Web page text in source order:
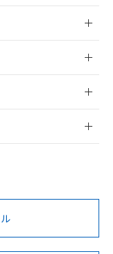
、以下を必ずお読
いる法人を
有証明書
）
を証明す
期間は出
から備考
。
替を完了